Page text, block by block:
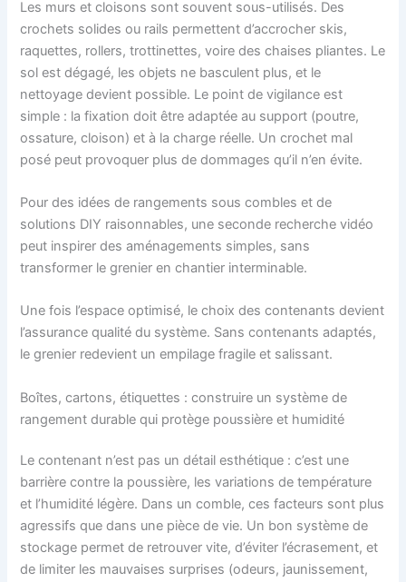
Les murs et cloisons sont souvent sous-utilisés. Des
crochets solides ou rails permettent d’accrocher skis,
raquettes, rollers, trottinettes, voire des chaises pliantes. Le
sol est dégagé, les objets ne basculent plus, et le
nettoyage devient possible. Le point de vigilance est
simple : la fixation doit être adaptée au support (poutre,
ossature, cloison) et à la charge réelle. Un crochet mal
posé peut provoquer plus de dommages qu’il n’en évite.
Pour des idées de rangements sous combles et de
solutions DIY raisonnables, une seconde recherche vidéo
peut inspirer des aménagements simples, sans
transformer le grenier en chantier interminable.
Une fois l’espace optimisé, le choix des contenants devient
l’assurance qualité du système. Sans contenants adaptés,
le grenier redevient un empilage fragile et salissant.
Boîtes, cartons, étiquettes : construire un système de
rangement durable qui protège poussière et humidité
Le contenant n’est pas un détail esthétique : c’est une
barrière contre la poussière, les variations de température
et l’humidité légère. Dans un comble, ces facteurs sont plus
agressifs que dans une pièce de vie. Un bon système de
stockage permet de retrouver vite, d’éviter l’écrasement, et
de limiter les mauvaises surprises (odeurs, jaunissement,